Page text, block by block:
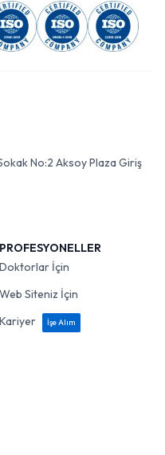
No:2 Aksoy Plaza Giriş
PROFESYONELLER
Doktorlar İçin
Web Siteniz İçin
Kariyer
İşe Alım